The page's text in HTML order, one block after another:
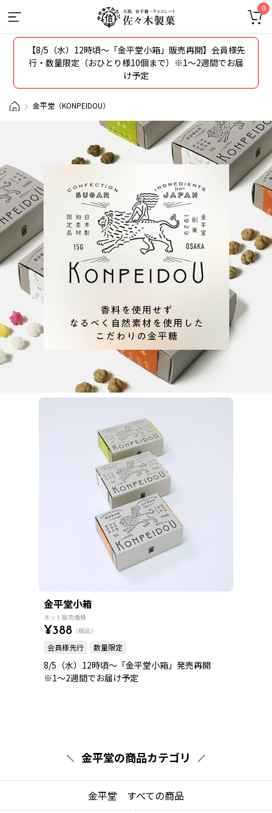
0
【8/5（水）12時頃〜「金平堂小箱」販売再開】会員様先
行・数量限定（おひとり様10個まで）※1～2週間でお届
け予定
金平堂（KONPEIDOU）
金平堂小箱
¥388
会員様先行 数量限定
8/5（水）12時頃〜「金平堂小箱」発売再開
※1～2週間でお届け予定
金平堂の商品カテゴリ
金平堂 すべての商品